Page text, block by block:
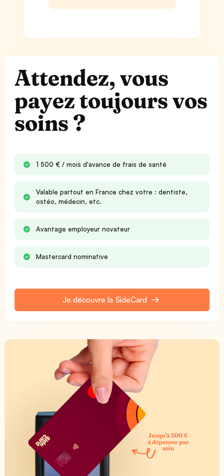
Attendez, vous
payez toujours vos
soins ?
1 500 € / mois d'avance de frais de santé
Valable partout en France chez votre : dentiste,
ostéo, médecin, etc.
Avantage employeur novateur
Mastercard nominative
Je découvre la SideCard